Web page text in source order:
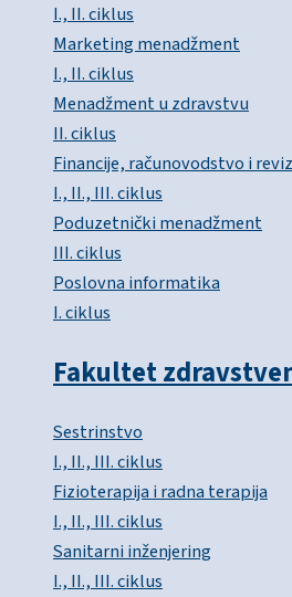
I., II. ciklus
Marketing menadžment
I., II. ciklus
Menadžment u zdravstvu
II. ciklus
Financije, računovodstvo i
I., II., III. ciklus
Poduzetnički menadžment
III. ciklus
Poslovna informatika
I. ciklus
Fakultet
Sestrinstvo
I., II., III. ciklus
Fizioterapija i radna terapija
I., II., III. ciklus
Sanitarni inženjering
I., II., III. ciklus